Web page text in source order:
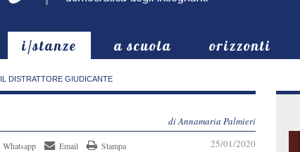
i/stanze a scuola orizzonti
IL DISTRATTORE GIUDICANTE
di Annamaria Palmieri
Whatsapp Email Stampa 25/01/2020